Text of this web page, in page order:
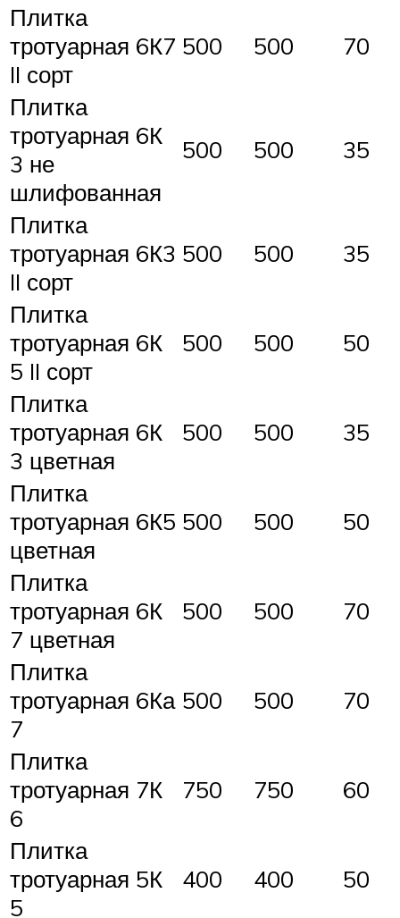
Плитка
тротуарная 6К7
II сорт
500 500 70
Плитка
тротуарная 6К
3 не
шлифованная
500 500 35
Плитка
тротуарная 6К3
II сорт
500 500 35
Плитка
тротуарная 6К
5 II сорт
500 500 50
Плитка
тротуарная 6К
3 цветная
500 500 35
Плитка
тротуарная 6К5
цветная
500 500 50
Плитка
тротуарная 6К
7 цветная
500 500 70
Плитка
тротуарная 6Ка
7
500 500 70
Плитка
тротуарная 7К
6
750 750 60
Плитка
тротуарная 5К
5
400 400 50